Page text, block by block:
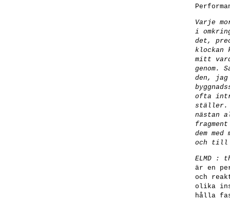
Varje
i
det,
klockan
mitt
genom.
den, jag
ofta
ställer.
nästan
dem
och till
ELMD :
är en
och
olika
hålla